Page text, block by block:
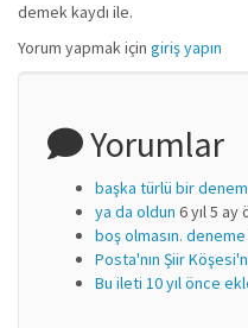
demek kaydı ile.
Yorum yapmak için giriş yapın
Yorumlar
başka türlü bir
ya da oldun 6 yıl 5 ay
boş olmasın. deneme
Posta'nın Şiir
Bu ileti 10 yıl önce